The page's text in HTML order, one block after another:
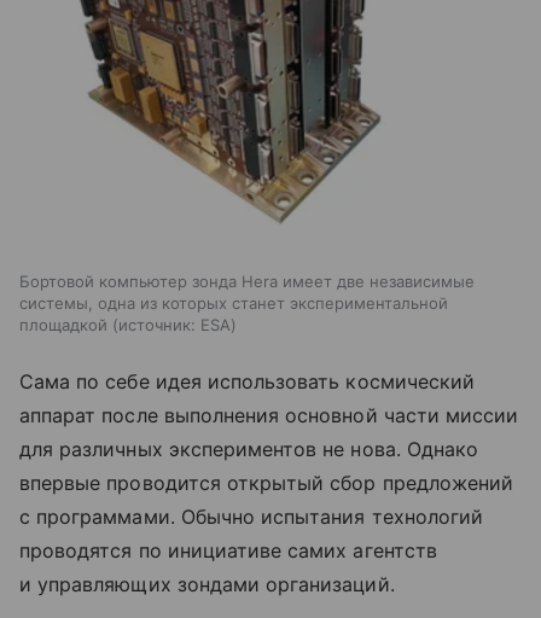
Бортовой компьютер зонда Hera имеет две независимые
системы, одна из которых станет экспериментальной
площадкой
источник: ESA
Сама по себе идея использовать космический
аппарат после выполнения основной части миссии
для различных экспериментов не нова. Однако
впервые проводится открытый сбор предложений
с программами. Обычно испытания технологий
проводятся по инициативе самих агентств
и управляющих зондами организаций.